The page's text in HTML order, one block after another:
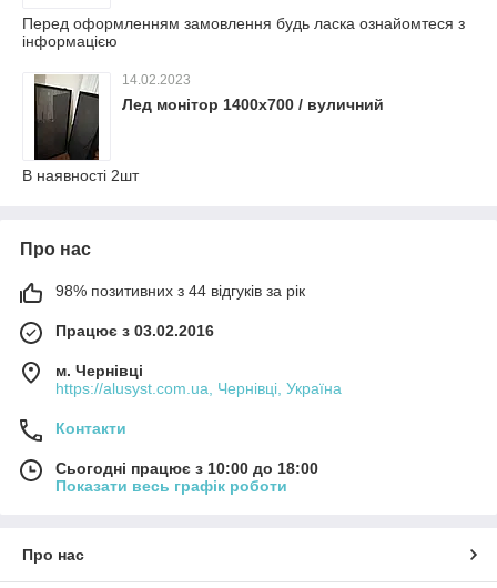
Перед оформленням замовлення будь ласка ознайомтеся з
інформацією
14.02.2023
Лед монітор 1400х700 / вуличний
В наявності 2шт
Про нас
98% позитивних з 44 відгуків за рік
Працює з 03.02.2016
м. Чернівці
https://alusyst.com.ua, Чернівці, Україна
Контакти
Сьогодні працює з 10:00 до 18:00
Показати весь графік роботи
Про нас